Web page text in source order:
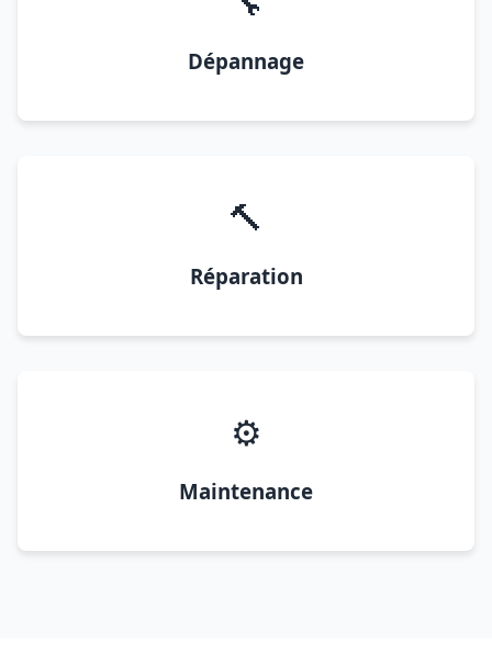
Dépannage
🔨
Réparation
⚙️
Maintenance